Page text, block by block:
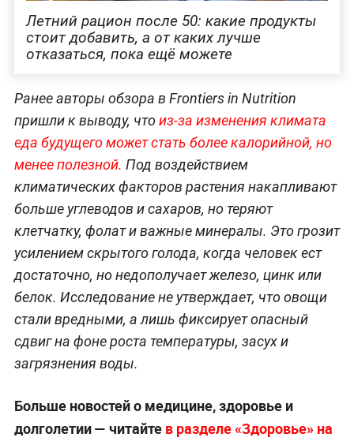
Летний рацион после 50: какие продукты
стоит добавить, а от каких лучше
отказаться, пока ещё можете
Ранее авторы обзора в Frontiers in Nutrition
пришли к выводу, чтоиз-за изменения климата
еда будущего может стать более калорийной, но
менее полезной. Под воздействием
климатических факторов растения накапливают
больше углеводов и сахаров, но теряют
клетчатку, фолат и важные минералы. Это грозит
усилением скрытого голода, когда человек ест
достаточно, но недополучает железо, цинк или
белок. Исследование не утверждает, что овощи
стали вредными, а лишь фиксирует опасный
сдвиг на фоне роста температуры, засух и
загрязнения воды.
Больше новостей о медицине, здоровье и
долголетии — читайте в разделе «Здоровье» на